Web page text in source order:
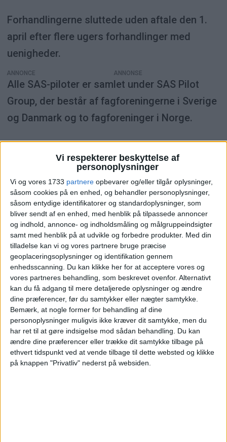
Vi respekterer beskyttelse af
personoplysninger
Vi og vores 1733 partnere opbevarer og/eller tilgår oplysninger,
såsom cookies på en enhed, og behandler personoplysninger,
såsom entydige identifikatorer og standardoplysninger, som
bliver sendt af en enhed, med henblik på tilpassede annoncer
og indhold, annonce- og indholdsmåling og målgruppeindsigter
samt med henblik på at udvikle og forbedre produkter. Med din
tilladelse kan vi og vores partnere bruge præcise
geoplaceringsoplysninger og identifikation gennem
enhedsscanning. Du kan klikke her for at acceptere vores og
vores partneres behandling, som beskrevet ovenfor. Alternativt
kan du få adgang til mere detaljerede oplysninger og ændre
dine præferencer, før du samtykker eller nægter samtykke.
Bemærk, at nogle former for behandling af dine
personoplysninger muligvis ikke kræver dit samtykke, men du
har ret til at gøre indsigelse mod sådan behandling.
Du kan
ændre dine præferencer eller trække dit samtykke tilbage på
ethvert tidspunkt ved at vende tilbage til dette websted og klikke
på knappen "Privatliv" nederst på websiden.
Forhandlingerne sluttede uden aftale den 1.
april efter flere ugers forhandlinger med
uenigheder.
ANNONCE
Alle SAS-piloter er samlet under SAS Pilot
Group, der består af fagforeningerne i Sverige
og Danmark og to fagforeninger i Norge.
FLY
ANNONCE